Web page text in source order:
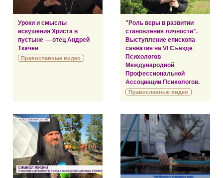
Уроки и смыслы
искушения Христа в
пустыне — отец Андрей
Ткачёв
Православные видео
"Роль веры в развитии
становления личности".
Выступление епископа
савватия на VI Съезде
Психологов
Международной
Профессиональной
Ассоциации Психологов.
Православные видео